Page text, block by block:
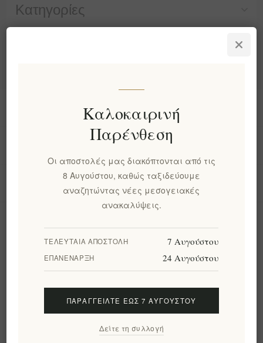
Κατηγορίες
Πληροφορίες
Ο λογαριασμός μου
Εργαλεία σελίδας
Ακολουθήστε μας
Καλοκαιρινή
Παρένθεση
Οι αποστολές μας διακόπτονται από τις
8 Αυγούστου, καθώς ταξιδεύουμε
αναζητώντας νέες μεσογειακές
ανακαλύψεις.
ΤΕΛΕΥΤΑΊΑ ΑΠΟΣΤΟΛΉ 7 Αυγούστου
ΕΠΑΝΈΝΑΡΞΗ 24 Αυγούστου
ΠΑΡΑΓΓΕΊΛΤΕ ΈΩΣ 7 ΑΥΓΟΎΣΤΟΥ
Δείτε τη συλλογή